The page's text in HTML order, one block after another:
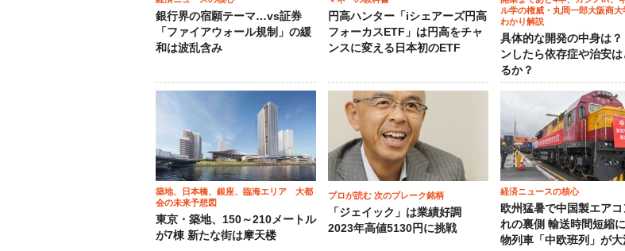
銀行界の宿願テーマ…vs証券
「ファイアウォール規制」の緩
和は波乱含み
円高ハンター「iシェアーズ円高
フォーカスETF」は円高をチャ
ンスに変える日本初のETF
ル学の権威・丸岡一郎大阪商大
わかり解説
具体的な開発の中身は
ンしたら依存症や治安
るか？
築地、日本橋、銀座、臨海エリア 大都
会の未来予想図
東京・築地、150～210メートル
が7棟 新たな街は摩天楼
プロが読む 次のブレーク銘柄
「ジェイック」は業績好調
2023年高値5130円に挑戦
経済ニュースの核心
欧州猛暑で中国製エア
れの裏側 輸送時間短縮
物列車「中欧班列」が大